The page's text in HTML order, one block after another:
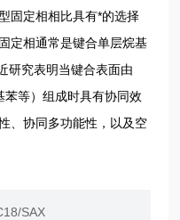
固定相相比具有*的选择
定相通常是键合单层烷基
研究表明当键合表面由
等）组成时具有协同效
、协同多功能性，以及空
SAX